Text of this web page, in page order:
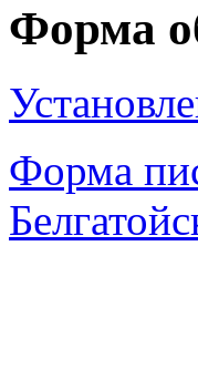
Форма
Форма